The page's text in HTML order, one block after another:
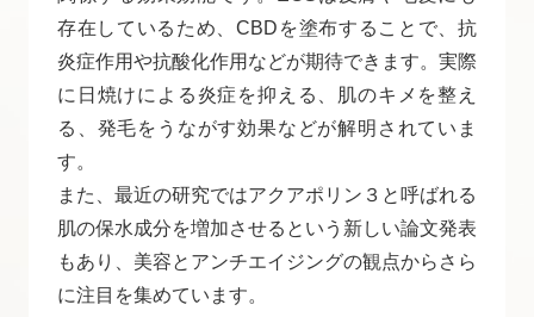
存在しているため、CBDを塗布することで、抗
炎症作用や抗酸化作用などが期待できます。実際
に日焼けによる炎症を抑える、肌のキメを整え
る、発毛をうながす効果などが解明されていま
す。
また、最近の研究ではアクアポリン３と呼ばれる
肌の保水成分を増加させるという新しい論文発表
もあり、美容とアンチエイジングの観点からさら
に注目を集めています。